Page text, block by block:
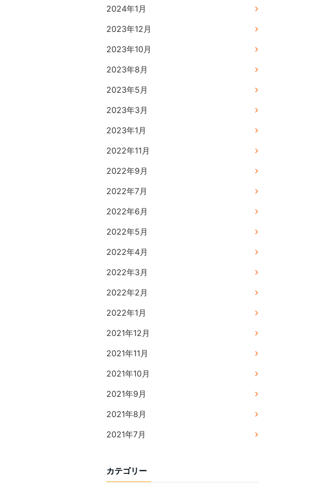
2024年1月
2023年12月
2023年10月
2023年8月
2023年5月
2023年3月
2023年1月
2022年11月
2022年9月
2022年7月
2022年6月
2022年5月
2022年4月
2022年3月
2022年2月
2022年1月
2021年12月
2021年11月
2021年10月
2021年9月
2021年8月
2021年7月
カテゴリー